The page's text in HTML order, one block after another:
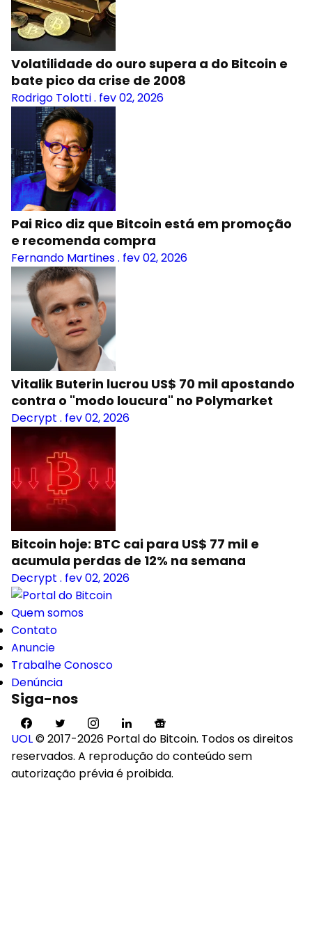
Volatilidade do ouro supera a do Bitcoin e
bate pico da crise de 2008
Rodrigo Tolotti. fev 02, 2026
Pai Rico diz que Bitcoin está em promoção
e recomenda compra
Fernando Martines. fev 02, 2026
Vitalik Buterin lucrou US$ 70 mil apostando
contra o "modo loucura" no Polymarket
Decrypt . fev 02, 2026
Bitcoin hoje: BTC cai para US$ 77 mil e
acumula perdas de 12% na semana
Decrypt . fev 02, 2026
Quem somos
Contato
Anuncie
Trabalhe Conosco
Denúncia
Siga-nos
UOL© 2017-2026 Portal do Bitcoin. Todos os direitos
reservados. A reprodução do conteúdo sem
autorização prévia é proibida.